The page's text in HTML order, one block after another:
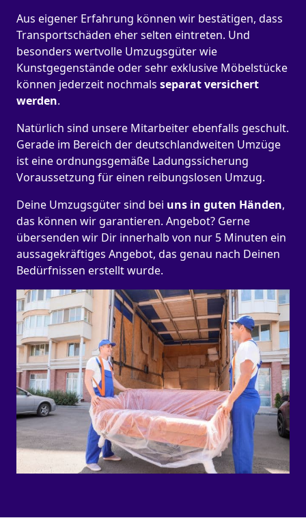
Aus eigener Erfahrung können wir bestätigen, dass
Transportschäden eher selten eintreten. Und
besonders wertvolle Umzugsgüter wie
Kunstgegenstände oder sehr exklusive Möbelstücke
können jederzeit nochmals separat versichert
werden.
Natürlich sind unsere Mitarbeiter ebenfalls geschult.
Gerade im Bereich der deutschlandweiten Umzüge
ist eine ordnungsgemäße Ladungssicherung
Voraussetzung für einen reibungslosen Umzug.
Deine Umzugsgüter sind bei uns in guten Händen,
das können wir garantieren. Angebot? Gerne
übersenden wir Dir innerhalb von nur 5 Minuten ein
aussagekräftiges Angebot, das genau nach Deinen
Bedürfnissen erstellt wurde.